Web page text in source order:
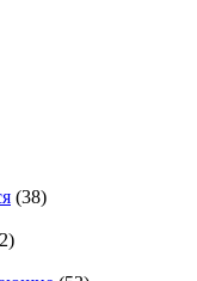
(38)